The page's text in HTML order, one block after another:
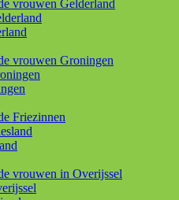
vrouwen Gelderland
vrouwen Groningen
Friezinnen
vrouwen in Overijssel